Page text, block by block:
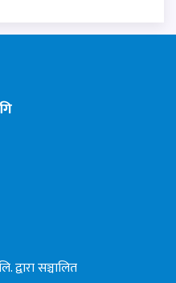
द्वारा सञ्चालित